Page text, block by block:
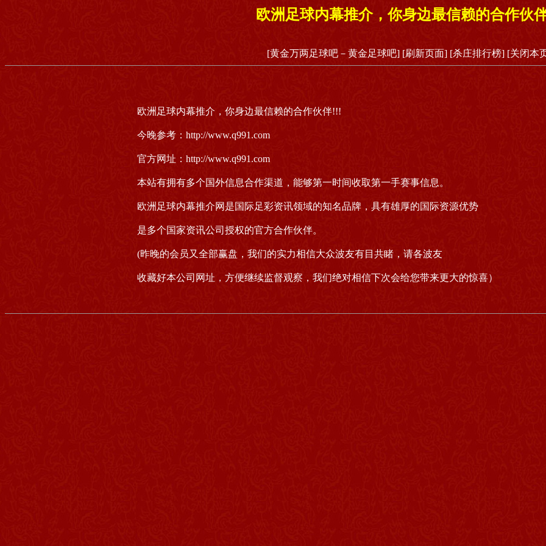
欧洲足球内幕推介，你身边最信赖的合作伙
[黄金万两足球吧－黄金足球吧] [刷新页面] [杀庄排行榜] [关闭本
欧洲足球内幕推介，你身边最信赖的合作伙伴!!!
今晚参考：http://www.q991.com
官方网址：http://www.q991.com
本站有拥有多个国外信息合作渠道，能够第一时间收取第一手赛事信息。
欧洲足球内幕推介网是国际足彩资讯领域的知名品牌，具有雄厚的国际资源优势
是多个国家资讯公司授权的官方合作伙伴。
(昨晚的会员又全部赢盘，我们的实力相信大众波友有目共睹，请各波友
收藏好本公司网址，方便继续监督观察，我们绝对相信下次会给您带来更大的惊喜）